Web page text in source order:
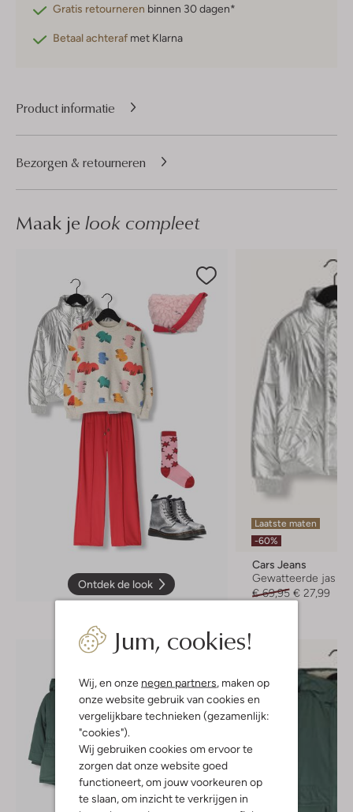
Jum, cookies!
Wij, en onze negen partners , maken op
onze website gebruik van cookies en
vergelijkbare technieken (gezamenlijk:
"cookies").
Wij gebruiken cookies om ervoor te
zorgen dat onze website goed
functioneert, om jouw voorkeuren op
te slaan, om inzicht te verkrijgen in
Gratis retourneren binnen 30 dagen*
Betaal achteraf met Klarna
Product informatie
Bezorgen & retourneren
Maak je look compleet
Ontdek de look
Laatste maten
-60%
Cars Jeans
Gewatteerde jas
€ 69,95 € 27,99